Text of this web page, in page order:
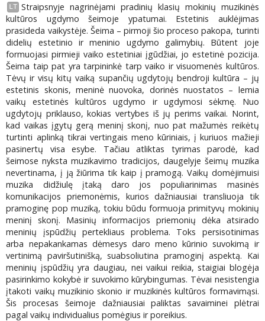
LT Straipsnyje nagrinėjami pradinių klasių mokinių muzikinės
kultūros ugdymo šeimoje ypatumai. Estetinis auklėjimas
prasideda vaikystėje. Šeima – pirmoji šio proceso pakopa, turinti
didelių estetinio ir meninio ugdymo galimybių. Būtent joje
formuojasi pirmieji vaiko estetiniai įgūdžiai, jo estetinė pozicija.
Šeima taip pat yra tarpininkė tarp vaiko ir visuomenės kultūros.
Tėvų ir visų kitų vaiką supančių ugdytojų bendroji kultūra – jų
estetinis skonis, meninė nuovoka, dorinės nuostatos – lemia
vaikų estetinės kultūros ugdymo ir ugdymosi sėkmę. Nuo
ugdytojų priklauso, kokias vertybes iš jų perims vaikai. Norint,
kad vaikas įgytų gerą meninį skonį, nuo pat mažumės reikėtų
turtinti aplinką tikrai vertingais meno kūriniais, į kuriuos mažieji
pasinertų visa esybe. Tačiau atliktas tyrimas parodė, kad
šeimose nyksta muzikavimo tradicijos, daugelyje šeimų muzika
nevertinama, į ją žiūrima tik kaip į pramogą. Vaikų domėjimuisi
muzika didžiulę įtaką daro jos populiarinimas masinės
komunikacijos priemonėmis, kurios dažniausiai transliuoja tik
pramoginę pop muziką, tokiu būdu formuoja primityvų mokinių
meninį skonį. Masinių informacijos priemonių dėka atsirado
meninių įspūdžių pertekliaus problema. Toks persisotinimas
arba nepakankamas dėmesys daro meno kūrinio suvokimą ir
vertinimą paviršutinišką, suabsoliutina pramoginį aspektą. Kai
meninių įspūdžių yra daugiau, nei vaikui reikia, staigiai blogėja
pasirinkimo kokybė ir suvokimo kūrybingumas. Tėvai nesistengia
įtakoti vaikų muzikinio skonio ir muzikinės kultūros formavimąsi.
Šis procesas šeimoje dažniausiai paliktas savaiminei plėtrai
pagal vaikų individualius pomėgius ir poreikius.